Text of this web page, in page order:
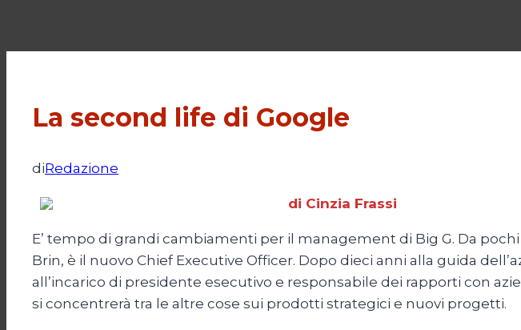
La second life di Google
diRedazione
di Cinzia Frassi
E’ tempo di grandi cambiamenti per il management di Big G. Da
Brin, è il nuovo Chief Executive Officer. Dopo dieci anni alla guida
all’incarico di presidente esecutivo e responsabile dei rapporti con
si concentrerà tra le altre cose sui prodotti strategici e nuovi progetti.